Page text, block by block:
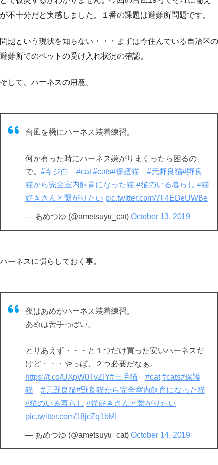
が不十分だと実感しました。１番の課題は避難所問題です。
問題という現状を知らない・・・まずは今住んでいる自治区の
避難所でのペットの受け入れ状況の確認。
そして、ハーネスの用意。
台風を機にハーネス装着練習。
何か有った時にハーネス嫌がりまくったら困るの
で。 #キジ白 #cat #cats#保護猫 #元野良猫#野良
猫から完全室内飼育になった猫 #猫のいる暮らし #猫
好きさんと繋がりたい pic.twitter.com/7F4EDeUWBe
— あめつゆ (@ametsuyu_cat) October 13, 2019
ハーネスに慣らしておく事。
夜はあめがハーネス装着練習。
あめは苦手っぽい。
とりあえず・・・と１つだけ買った安いハーネスだ
けど・・・やっぱ、２つ必要だなぁ。
https://t.co/UXpW0TvZIY#三毛猫 #cat #cats#保護
猫
#元野良猫#野良猫から完全室内飼育になった猫
#猫のいる暮らし #猫好きさんと繋がりたい
pic.twitter.com/18jcZq1bMI
— あめつゆ (@ametsuyu_cat) October 14, 2019